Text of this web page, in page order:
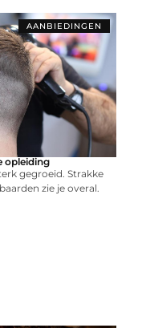
AANBIEDINGEN
opleiding
gegroeid. Strakke
zie je overal.